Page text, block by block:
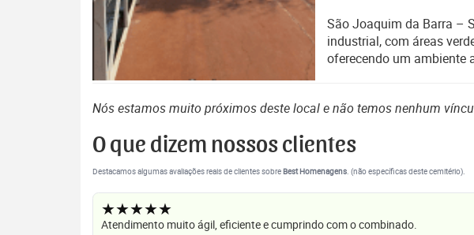
São Joaquim da Barra –
industrial, com áreas
oferecendo um ambiente
Nós estamos muito próximos deste local e não temos nenhum
O que dizem nossos clientes
Destacamos algumas avaliações reais de clientes sobreBest Homenagens. (não específicas deste cemitério).
★★★★★
Atendimento muito ágil, eficiente e cumprindo com o combinado.